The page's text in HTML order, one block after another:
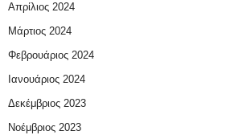
Απρίλιος 2024
Μάρτιος 2024
Φεβρουάριος 2024
Ιανουάριος 2024
Δεκέμβριος 2023
Νοέμβριος 2023